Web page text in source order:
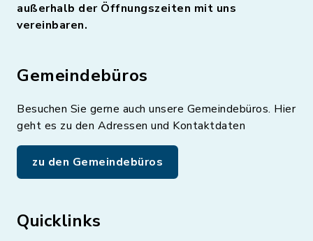
außerhalb der Öffnungszeiten mit uns
vereinbaren.
Gemeindebüros
Besuchen Sie gerne auch unsere Gemeindebüros. Hier
geht es zu den Adressen und Kontaktdaten
zu den Gemeindebüros
Quicklinks